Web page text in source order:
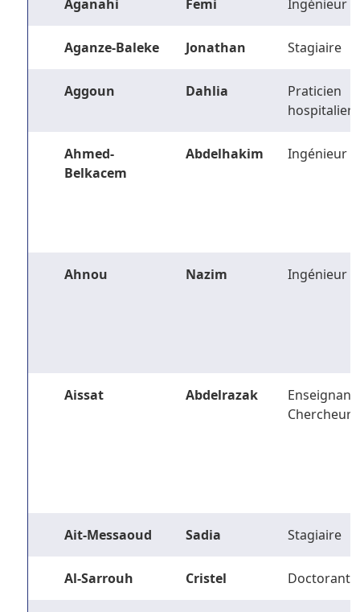
Aganahi Femi Ingénieur
Aganze-Baleke Jonathan Stagiaire
Aggoun Dahlia
Praticien
hospitalier
Ahmed-
Belkacem
Abdelhakim Ingénieur
Ahnou Nazim Ingénieur
Aissat Abdelrazak
Enseignant-
Chercheur
Ait-Messaoud Sadia Stagiaire
Al-Sarrouh Cristel Doctorant